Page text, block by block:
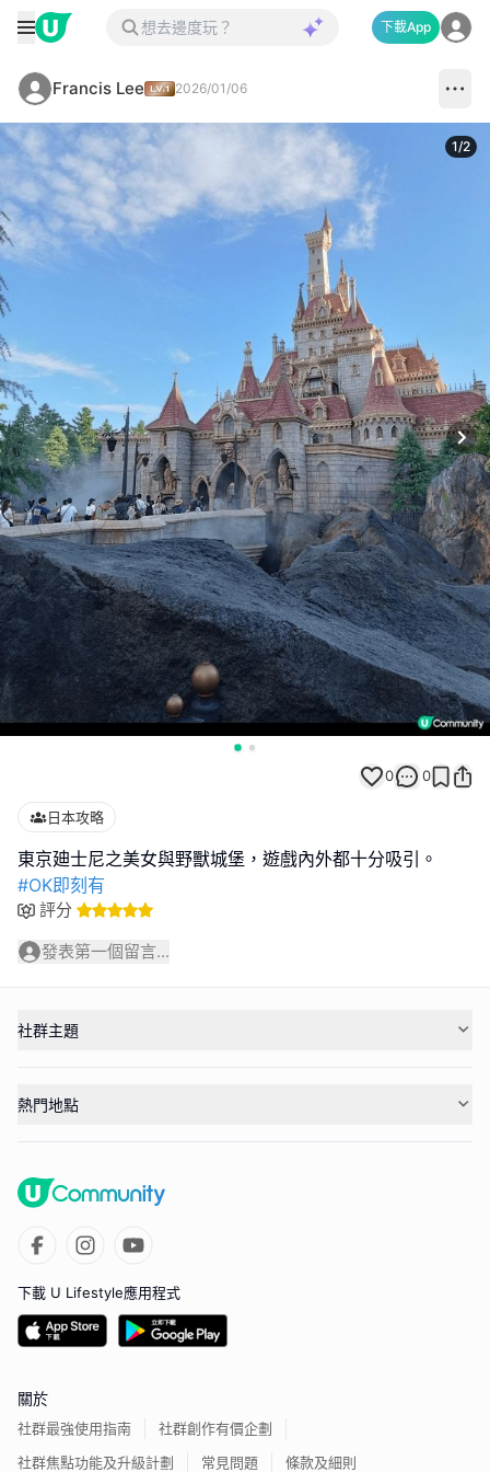
下載App
Francis Lee 2026/01/06
1/2
0 0
日本攻略
#OK即刻有
評分
發表第一個留言...
社群主題
熱門地點
下載 U Lifestyle應用程式
關於
社群最強使用指南
社群創作有價企劃
社群焦點功能及升級計劃
常見問題 條款及細則